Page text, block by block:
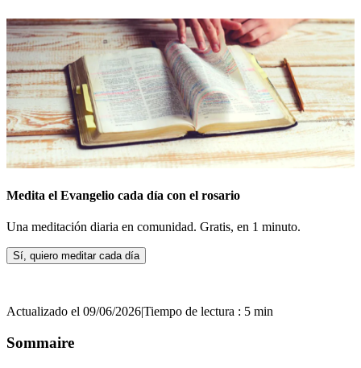
Medita el Evangelio cada día con el rosario
Una meditación diaria en comunidad. Gratis, en 1 minuto.
Sí, quiero meditar cada día
Actualizado el 09/06/2026|Tiempo de lectura : 5 min
Sommaire